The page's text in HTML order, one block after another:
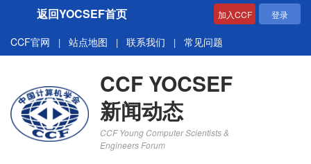
返回YOCSEF首页 加入CCF 登录
CCF官网 | 站点地图 | 联系我们 | 常见问题
CCF YOCSEF
新闻动态
CCF Young Computer Scientists &
Engineers Forum